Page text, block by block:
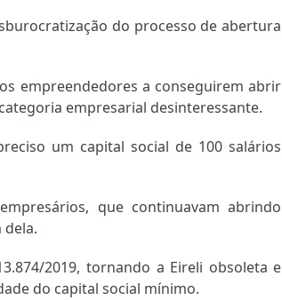
do processo de abertura
empreendedores a conseguirem abrir
empresarial desinteressante.
um capital social de 100 salários
que continuavam abrindo
2019, tornando a Eireli obsoleta e
do capital social mínimo.